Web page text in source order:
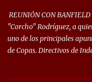
REUNIÓN CON BANFIELD
"Corcho" Rodríguez, a
uno de los principales
de Copas. Directivos de